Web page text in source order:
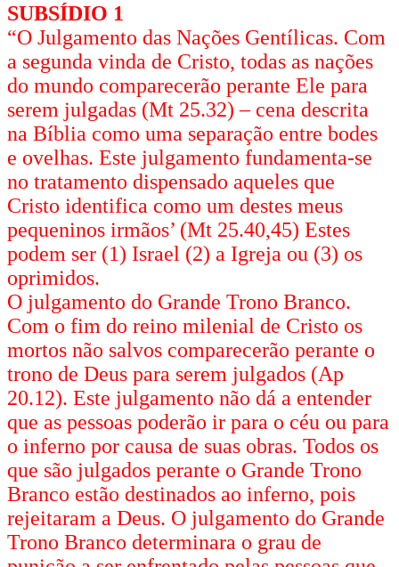
SUBSÍDIO 1
“O Julgamento das Nações Gentílicas. Com
a segunda vinda de Cristo, todas as nações
do mundo comparecerão perante Ele para
serem julgadas (Mt 25.32) – cena descrita
na Bíblia como uma separação entre bodes
e ovelhas. Este julgamento fundamenta-se
no tratamento dispensado aqueles que
Cristo identifica como um destes meus
pequeninos irmãos’ (Mt 25.40,45) Estes
podem ser (1) Israel (2) a Igreja ou (3) os
oprimidos.
O julgamento do Grande Trono Branco.
Com o fim do reino milenial de Cristo os
mortos não salvos comparecerão perante o
trono de Deus para serem julgados (Ap
20.12). Este julgamento não dá a entender
que as pessoas poderão ir para o céu ou para
o inferno por causa de suas obras. Todos os
que são julgados perante o Grande Trono
Branco estão destinados ao inferno, pois
rejeitaram a Deus. O julgamento do Grande
Trono Branco determinara o grau de